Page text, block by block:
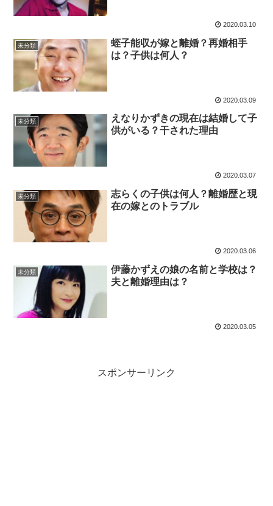
2020.03.10
未分類
蛭子能収が嫁と離婚？再婚相手
は？子供は何人？
2020.03.09
未分類
えなりかずきの現在は結婚して子
供がいる？干された理由
2020.03.07
未分類
志らくの子供は何人？離婚歴と現
在の嫁とのトラブル
2020.03.06
未分類
伊藤かずえの娘の名前と学校は？
夫と離婚理由は？
2020.03.05
スポンサーリンク